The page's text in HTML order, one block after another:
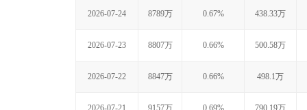
2026-07-24 8789万 0.67% 438.33万
2026-07-23 8807万 0.66% 500.58万
2026-07-22 8847万 0.66% 498.1万
2026-07-21 9157万 0.69% 790.19万